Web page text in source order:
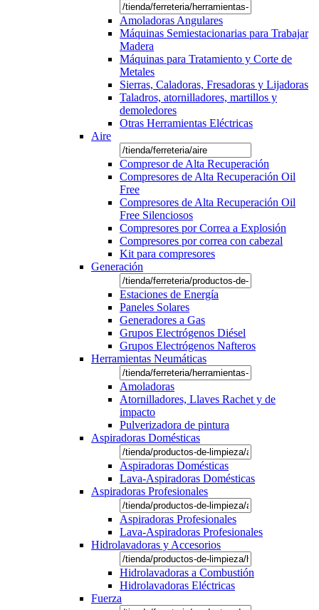
Amoladoras Angulares
Máquinas Semiestacionarias para Trabajar
Madera
Máquinas para Tratamiento y Corte de
Metales
Sierras, Caladoras, Fresadoras y Lijadoras
Taladros, atornilladores, martillos y
demoledores
Otras Herramientas Eléctricas
Aire
Compresor de Alta Recuperación
Compresores de Alta Recuperación Oil
Free
Compresores de Alta Recuperación Oil
Free Silenciosos
Compresores por Correa a Explosión
Compresores por correa con cabezal
Kit para compresores
Generación
Estaciones de Energía
Paneles Solares
Generadores a Gas
Grupos Electrógenos Diésel
Grupos Electrógenos Nafteros
Herramientas Neumáticas
Amoladoras
Atornilladores, Llaves Rachet y de
impacto
Pulverizadora de pintura
Aspiradoras Domésticas
Aspiradoras Domésticas
Lava-Aspiradoras Domésticas
Aspiradoras Profesionales
Aspiradoras Profesionales
Lava-Aspiradoras Profesionales
Hidrolavadoras y Accesorios
Hidrolavadoras a Combustión
Hidrolavadoras Eléctricas
Fuerza